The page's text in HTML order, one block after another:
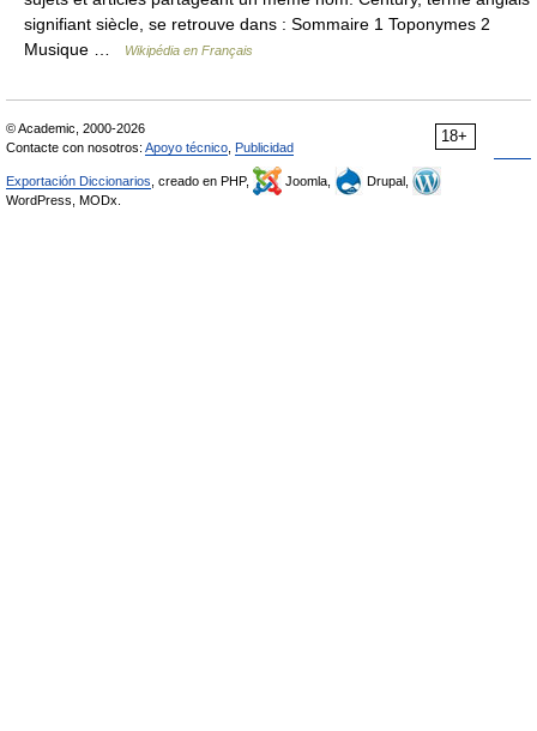
signifiant siècle, se retrouve dans : Sommaire 1 Toponymes 2
Musique …
Wikipédia en Français
18+
© Academic, 2000-2026
Contacte con nosotros: Apoyo técnico Publicidad
Exportación Diccionarios , creado en PHP, Joomla,
Drupal,
WordPress, MODx.